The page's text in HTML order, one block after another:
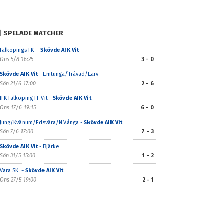
SPELADE MATCHER
Falköpings FK -Skövde AIK Vit
Ons 5/8 16:25
3 - 0
Skövde AIK Vit- Emtunga/Tråvad/Larv
Sön 21/6 17:00
2 - 6
IFK Falköping FF Vit -Skövde AIK Vit
Ons 17/6 19:15
6 - 0
Jung/Kvänum/Edsvära/N.Vånga -Skövde AIK Vit
Sön 7/6 17:00
7 - 3
Skövde AIK Vit- Bjärke
Sön 31/5 15:00
1 - 2
Vara SK -Skövde AIK Vit
Ons 27/5 19:00
2 - 1